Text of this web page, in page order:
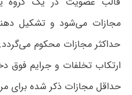
مجازات می‌شود و تشکیل
حداکثر مجازات محکوم
ارتکاب تخلفات و جرایم فوق
حداقل مجازات ذکر شده برای